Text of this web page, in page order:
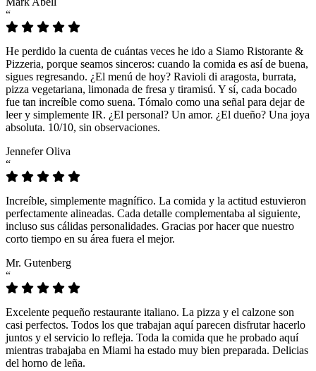
“
He perdido la cuenta de cuántas veces he ido a Siamo Ristorante &
Pizzeria, porque seamos sinceros: cuando la comida es así de buena,
sigues regresando. ¿El menú de hoy? Ravioli di aragosta, burrata,
pizza vegetariana, limonada de fresa y tiramisú. Y sí, cada bocado
fue tan increíble como suena. Tómalo como una señal para dejar de
leer y simplemente IR. ¿El personal? Un amor. ¿El dueño? Una joya
absoluta. 10/10, sin observaciones.
Jennefer Oliva
“
Increíble, simplemente magnífico. La comida y la actitud estuvieron
perfectamente alineadas. Cada detalle complementaba al siguiente,
incluso sus cálidas personalidades. Gracias por hacer que nuestro
corto tiempo en su área fuera el mejor.
Mr. Gutenberg
“
Excelente pequeño restaurante italiano. La pizza y el calzone son
casi perfectos. Todos los que trabajan aquí parecen disfrutar hacerlo
juntos y el servicio lo refleja. Toda la comida que he probado aquí
mientras trabajaba en Miami ha estado muy bien preparada. Delicias
del horno de leña.